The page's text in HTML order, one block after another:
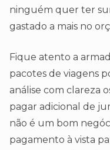
ninguém quer ter
gastado a mais no
Fique atento a
pacotes de viagens
análise com clareza
pagar adicional de
não é um bom
pagamento à vista